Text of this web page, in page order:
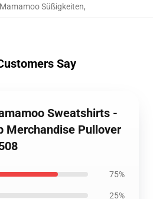
Mamamoo Süßigkeiten,
Say
Sweatshirts -
Merchandise Pullover
75%
25%